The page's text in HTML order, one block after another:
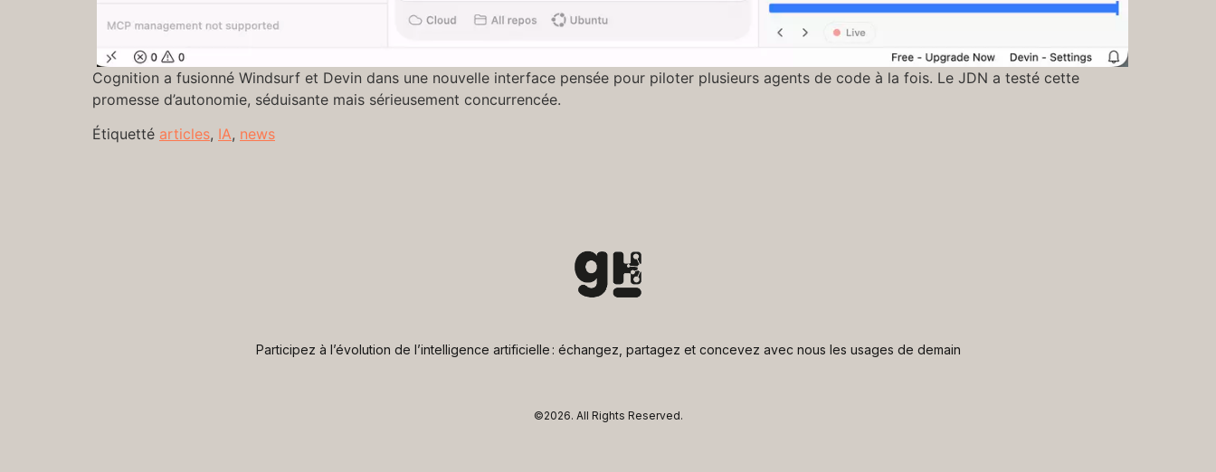
Cognition a fusionné Windsurf et Devin dans une nouvelle interface pensée pour piloter plusieurs agents de code à la fois. Le JDN a testé cette
promesse d’autonomie, séduisante mais sérieusement concurrencée.
Étiquetté articles, IA, news
Participez à l’évolution de l’intelligence artificielle : échangez, partagez et concevez avec nous les usages de demain
©2026. All Rights Reserved.